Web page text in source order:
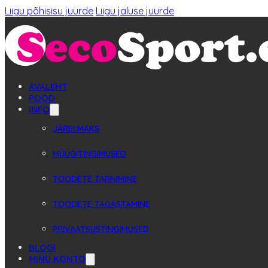
Liigu põhisisu juurde Liigu jaluse juurde
AVALEHT
POOD
INFO
JÄRELMAKS
MÜÜGITINGIMUSED
TOODETE TARNIMINE
TOODETE TAGASTAMINE
PRIVAATSUSTINGIMUSED
BLOGI
MINU KONTO